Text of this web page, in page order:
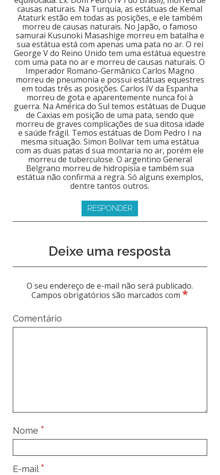
causas naturais. Na Turquia, as estátuas de Kemal
Ataturk estão em todas as posições, e ele também
morreu de causas naturais. No Japão, o famoso
samurai Kusunoki Masashige morreu em batalha e
sua estátua está com apenas uma pata no ar. O rei
George V do Reino Unido tem uma estátua equestre
com uma pata no ar e morreu de causas naturais. O
Imperador Romano-Germânico Carlos Magno
morreu de pneumonia e possui estátuas equestres
em todas três as posições. Carlos IV da Espanha
morreu de gota e aparentemente nunca foi à
guerra. Na América do Sul temos estátuas de Duque
de Caxias em posição de uma pata, sendo que
morreu de graves complicações de sua ditosa idade
e saúde frágil. Temos estátuas de Dom Pedro I na
mesma situação. Simon Bolivar tem uma estátua
com as duas patas d sua montaria no ar, porém ele
morreu de tuberculose. O argentino General
Belgrano morreu de hidropisia e também sua
estátua não confirma a regra. Só alguns exemplos,
dentre tantos outros.
RESPONDER
Deixe uma resposta
O seu endereço de e-mail não será publicado.
Campos obrigatórios são marcados com*
Comentário
Nome *
E-mail *